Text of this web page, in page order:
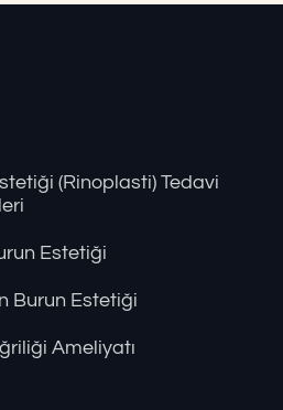
(Rinoplasti) Tedavi
Estetiği
Burun Estetiği
Ameliyatı